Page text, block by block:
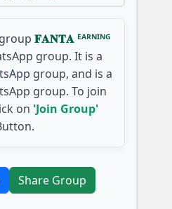
𝐅𝐀𝐍𝐓𝐀 ᴱᴬᴿᴺᴵᴺᴳ
group. It is a
group, and is a
group. To join
on 'Join Group'
Share Group